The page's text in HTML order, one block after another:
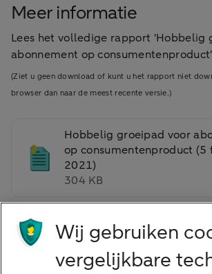
Meer informatie
Lees het volledige rapport 'Hobbelig
abonnement op
(Ziet u geen download of kunt u het rapport niet
browser dan naar de meest recente versie.)
Hobbelig groeipad voor
op consumentenproduct (5
2021)
304 KB
Abonnementen blinde vlek voor huishoudens,
Smart Card Monitor, Multiscope.
Wij gebruiken
vergelijkbare